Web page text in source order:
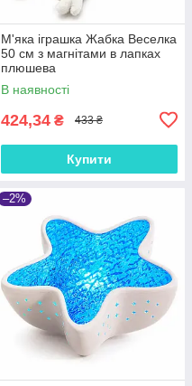
М'яка іграшка Жабка Веселка
50 см з магнітами в лапках
плюшева
В наявності
424,34 ₴ 433 ₴
Купити
–2%